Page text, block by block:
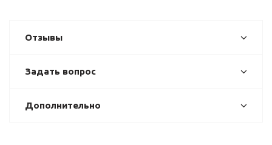
Отзывы
Задать вопрос
Дополнительно